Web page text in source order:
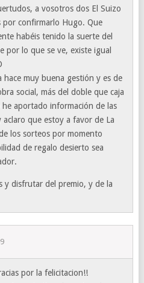
a vosotros dos El Suizo
por confirmarlo Hugo. Que
habéis tenido la suerte del
por lo que se ve, existe igual
hace muy buena gestión y es de
social, más del doble que caja
he aportado información de las
aclaro que estoy a favor de La
los sorteos por momento
de regalo desierto sea
y disfrutar del premio, y de la
por la felicitacion!!